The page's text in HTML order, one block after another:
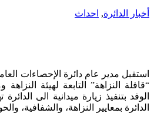
أخبار الدائرة, احداث
استقبل مدير عام دائرة الإحصاءات
“قافلة النزاهة” التابعة لهيئة
الوفد بتنفيذ زيارة ميدانية الى
الدائرة بمعايير النزاهة، والشفافية،